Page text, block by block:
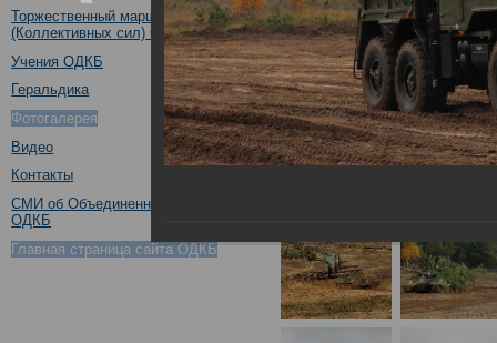
Торжественный марш Войск
(Коллективных сил) ОДКБ
Учения ОДКБ
Геральдика
Фотогалерея
Видео
Контакты
СМИ об Объединенном штабе
ОДКБ
Главная страница сайта ОДКБ